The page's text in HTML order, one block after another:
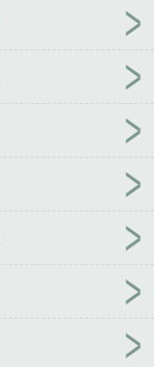
修罗天帝妖儿
修罗天帝女主
趣阁
修罗天
修罗天帝葬花
修罗天帝老爷子
几个老婆
修
划分
修罗天
死的
修罗天